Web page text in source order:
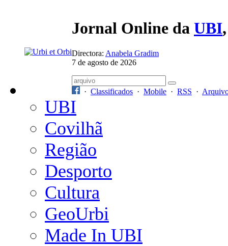
Jornal Online da UBI
Directora: Anabela Gradim
7 de agosto de 2026
· Classificados · Mobile · RSS ·
UBI
Covilhã
Região
Desporto
Cultura
GeoUrbi
Made In UBI